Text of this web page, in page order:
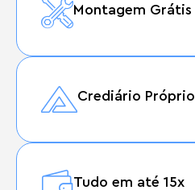
Montagem Grátis
Crediário Próprio
Tudo em até 15x